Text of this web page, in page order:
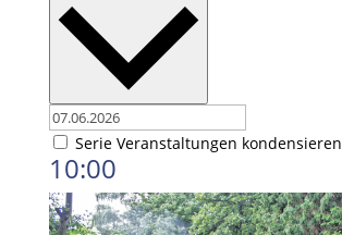
Serie Veranstaltungen kondensieren
10:00